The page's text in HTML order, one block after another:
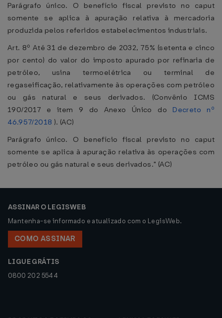
Parágrafo único. O benefício fiscal previsto no caput
somente se aplica à apuração relativa à mercadoria
produzida pelos referidos estabelecimentos industriais.
Art. 8º Até 31 de dezembro de 2032, 75% (setenta e cinco
por cento) do valor do imposto apurado por refinaria de
petróleo, usina termoelétrica ou terminal de
regaseificação, relativamente às operações com petróleo
ou gás natural e seus derivados. (Convênio ICMS
190/2017 e item 9 do Anexo Único do Decreto nº
46.957/2018 ). (AC)
Parágrafo único. O benefício fiscal previsto no caput
somente se aplica à apuração relativa às operações com
petróleo ou gás natural e seus derivados." (AC)
ASSINAR O LEGISWEB
Mantenha-se informado e atualizado com o LegisWeb.
COMO ASSINAR
LIGUE GRÁTIS
0800 202 5544